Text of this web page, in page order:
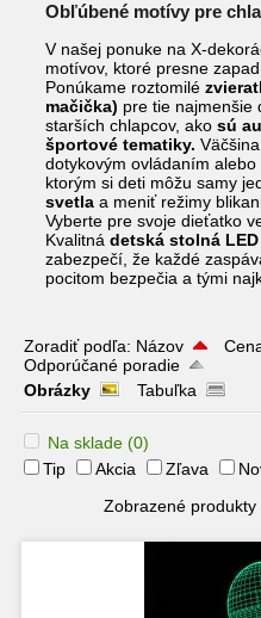
Obľúbené motívy pre
V našej ponuke na X-
motívov, ktoré presne
Ponúkame roztomilé
mačička) pre tie najmenšie
starších chlapcov, ako sú
športové tematiky.
dotykovým ovládaním alebo
ktorým si deti môžu samy
svetla a meniť režimy
Vyberte pre svoje dieťatko
Kvalitná detská stolná
zabezpečí, že každé
pocitom bezpečia a tými
Zoradiť podľa: Názov
Odporúčané poradie
Obrázky
Tabuľka
Na sklade (0)
Tip
Akcia Zľava
Zobrazené produkty